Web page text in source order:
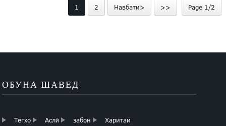
1 2 Навбати> >> Page 1/2
ОБУНА ШАВЕД
Тегҳо Аслӣ забон
Харитаи